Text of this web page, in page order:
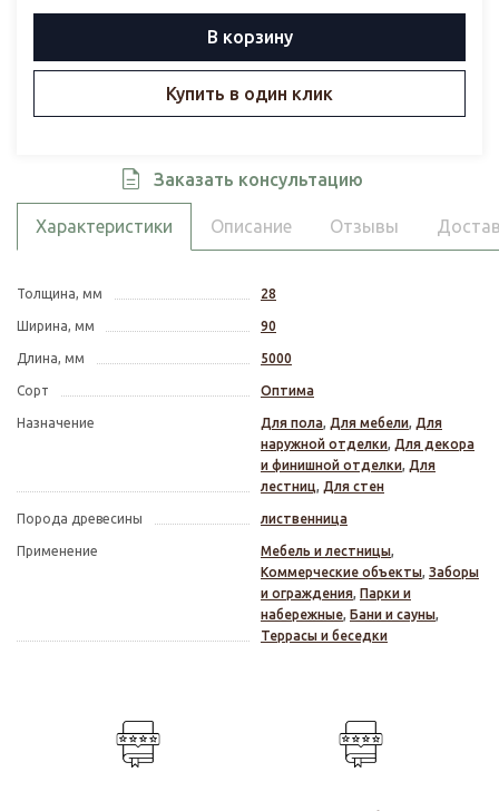
В корзину
Купить в один клик
Заказать консультацию
Характеристики Описание Отзывы
Толщина, мм 28
Ширина, мм 90
Длина, мм 5000
Сорт Оптима
Назначение Для пола, Для мебели, Для
наружной отделки, Для декора
и финишной отделки, Для
лестниц, Для стен
Порода древесины лиственница
Применение Мебель и лестницы,
Коммерческие объекты, Заборы
и ограждения, Парки и
набережные, Бани и сауны,
Террасы и беседки